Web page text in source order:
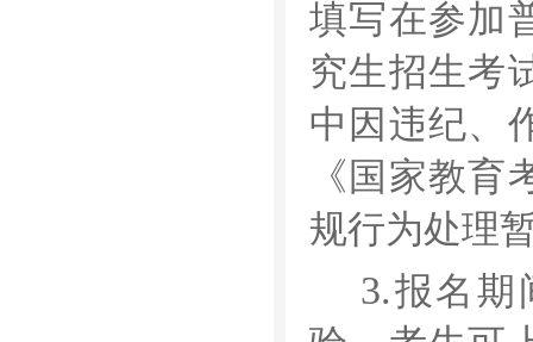
填写在参加
究生招生考
中因违纪、
《国家教
规行为处理
3.报名期